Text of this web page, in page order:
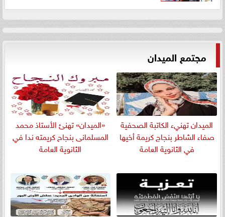
مجتمع الميدان
الميدان تهنيء الكاتبة الصحفية
صفاء الشاطر بنجاج كريمة أخيها
في الثانوية العامة
«الميدان» تهنئ الأستاذ محمد
المسلمانى بنجاح كريمته ندا في
الثانوية العامة